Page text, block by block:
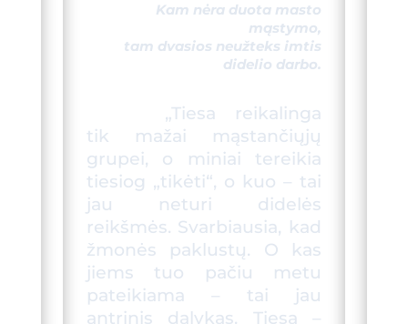
Kam nėra duota masto
mąstymo,
tam dvasios neužteks imtis
didelio darbo.
„Tiesa reikalinga
tik mažai mąstančiųjų
grupei, o miniai tereikia
tiesiog „tikėti“, o kuo – tai
jau neturi didelės
reikšmės. Svarbiausia, kad
žmonės paklustų. O kas
jiems tuo pačiu metu
pateikiama – tai jau
antrinis dalykas. Tiesa –